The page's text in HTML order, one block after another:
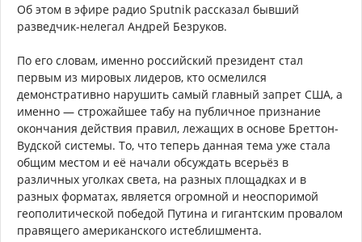
Об этом в эфире радио Sputnik рассказал бывший
разведчик-нелегал Андрей Безруков.
По его словам, именно российский президент стал
первым из мировых лидеров, кто осмелился
демонстративно нарушить самый главный запрет США, а
именно — строжайшее табу на публичное признание
окончания действия правил, лежащих в основе Бреттон-
Вудской системы. То, что теперь данная тема уже стала
общим местом и её начали обсуждать всерьёз в
различных уголках света, на разных площадках и в
разных форматах, является огромной и неоспоримой
геополитической победой Путина и гигантским провалом
правящего американского истеблишмента.